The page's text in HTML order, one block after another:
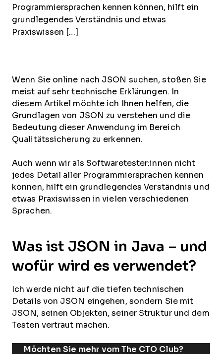
Programmiersprachen kennen können, hilft ein
grundlegendes Verständnis und etwas
Praxiswissen […]
Wenn Sie online nach JSON suchen, stoßen Sie
meist auf sehr technische Erklärungen. In
diesem Artikel möchte ich Ihnen helfen, die
Grundlagen von JSON zu verstehen und die
Bedeutung dieser Anwendung im Bereich
Qualitätssicherung zu erkennen.
Auch wenn wir als Softwaretester:innen nicht
jedes Detail aller Programmiersprachen kennen
können, hilft ein grundlegendes Verständnis und
etwas Praxiswissen in vielen verschiedenen
Sprachen.
Was ist JSON in Java – und
wofür wird es verwendet?
Ich werde nicht auf die tiefen technischen
Details von JSON eingehen, sondern Sie mit
JSON, seinen Objekten, seiner Struktur und dem
Testen vertraut machen.
Möchten Sie mehr vom The CTO Club?